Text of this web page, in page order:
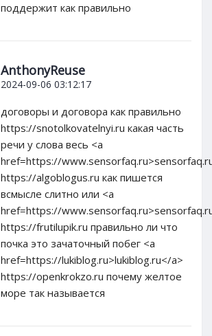
поддержит как правильно
AnthonyReuse
2024-09-06 03:12:17
договоры и договора как правильно
https://snotolkovatelnyi.ru какая часть
речи у слова весь <a
href=https://
https://algoblogus.ru как пишется
всмысле слитно или <a
href=https://
https://frutilupik.ru правильно ли что
почка это зачаточный побег <a
href=https://lukiblog.ru>lukiblog.ru</a>
https://openkrokzo.ru почему желтое
море так называется